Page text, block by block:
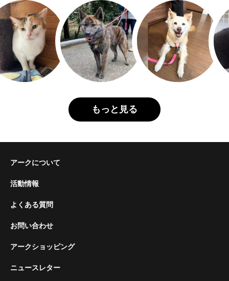
もっと見る
アークについて
活動情報
よくある質問
お問い合わせ
アークショッピング
ニュースレター